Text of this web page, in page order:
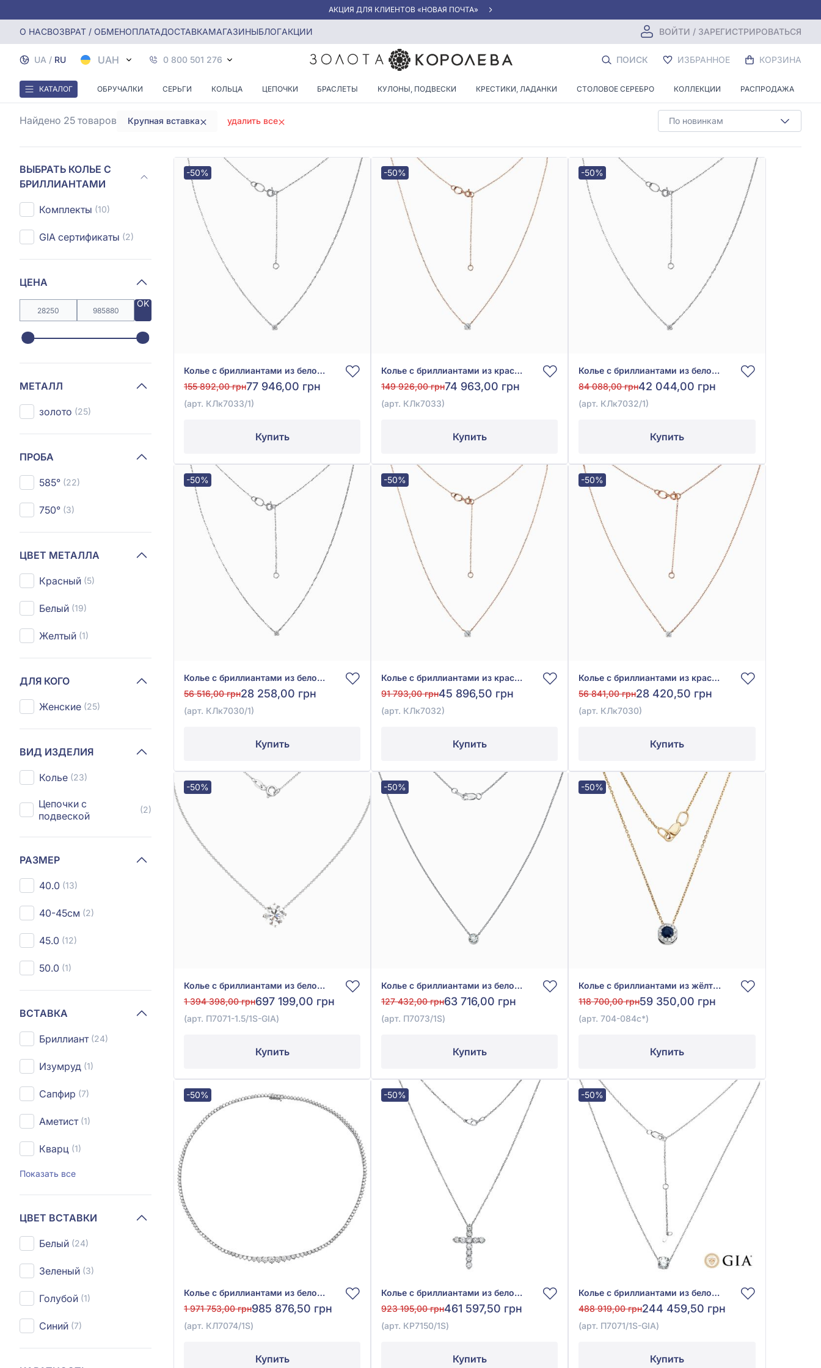
АКЦИЯ ДЛЯ КЛИЕНТОВ «НОВАЯ ПОЧТА»
О НАСВОЗВРАТ / ОБМЕНОПЛАТАДОСТАВКАМАГАЗИНЫБЛОГАКЦИИ ВОЙТИ / ЗАРЕГИСТРИРОВАТЬСЯ
UA / RU UAH 0 800 501 276 ПОИСК ИЗБРАННОЕ КОРЗИНА
КАТАЛОГ ОБРУЧАЛКИ СЕРЬГИ КОЛЬЦА ЦЕПОЧКИ БРАСЛЕТЫ КУЛОНЫ, ПОДВЕСКИ КРЕСТИКИ, ЛАДАНКИ СТОЛОВОЕ СЕРЕБРО КОЛЛЕКЦИИ РАСПРОДАЖА
Главная Колье с бриллиантами Колье с крупной вставкой бриллиантов
КОЛЬЕ С КРУПНОЙ ВСТАВКОЙ БРИЛЛИАНТОВ
По новинкам
Найдено 25 товаров Крупная вставка удалить все
ВЫБРАТЬ КОЛЬЕ С
БРИЛЛИАНТАМИ
Комплекты (10)
GIA сертификаты (2)
ЦЕНА
OK
МЕТАЛЛ
золото (25)
ПРОБА
585° (22)
750° (3)
ЦВЕТ МЕТАЛЛА
Красный (5)
Белый (19)
Желтый (1)
ДЛЯ КОГО
Женские (25)
ВИД ИЗДЕЛИЯ
Колье (23)
Цепочки с
подвеской
(2)
РАЗМЕР
40.0 (13)
40-45см (2)
45.0 (12)
50.0 (1)
ВСТАВКА
Бриллиант (24)
Изумруд (1)
Сапфир (7)
Аметист (1)
Кварц (1)
Показать все
ЦВЕТ ВСТАВКИ
Белый (24)
Зеленый (3)
Голубой (1)
Синий (7)
-50%
Колье с бриллиантами из белого золота 585°, Бриллиант 0,54ct, арт. КЛк7033/1
155 892,00 грн77 946,00 грн
(арт. КЛк7033/1)
Купить
-50%
Колье с бриллиантами из красного золота 585°, Бриллиант 0,51ct, арт. КЛк7033
149 926,00 грн74 963,00 грн
(арт. КЛк7033)
Купить
-50%
Колье с бриллиантами из белого золота 585°, бриллиант 0,23ct, арт. КЛк7032/1
84 088,00 грн42 044,00 грн
(арт. КЛк7032/1)
Купить
-50%
Колье с бриллиантами из белого золота 585°, бриллиант 0,11ct, арт. КЛк7030/1
56 516,00 грн28 258,00 грн
(арт. КЛк7030/1)
Купить
-50%
Колье с бриллиантами из красного золота 585°, бриллиант 0,24ct, арт. КЛк7032
91 793,00 грн45 896,50 грн
(арт. КЛк7032)
Купить
-50%
Колье с бриллиантами из красного золота 585°, Бриллиант 0,1ct, арт. КЛк7030
56 841,00 грн28 420,50 грн
(арт. КЛк7030)
Купить
-50%
Колье с бриллиантами из белого золота 585° с бриллиантом 1,5ct, арт. П7071-1.5/1S-GIA
1 394 398,00 грн697 199,00 грн
(арт. П7071-1.5/1S-GIA)
Купить
-50%
Колье с бриллиантами из белого золота 585°, Бриллиант 0,4ct, арт. П7073/1S
127 432,00 грн63 716,00 грн
(арт. П7073/1S)
Купить
-50%
Колье с бриллиантами из жёлтого золота 585° с синим сапфиром 0,4ct и бриллиантом 0,12ct, арт. 704-084с*
118 700,00 грн59 350,00 грн
(арт. 704-084с*)
Купить
-50%
Колье с бриллиантами из белого золота 585°, Бриллиант 10,21ct, арт. КЛ7074/1S
1 971 753,00 грн985 876,50 грн
(арт. КЛ7074/1S)
Купить
-50%
Колье с бриллиантами из белого золота 585°, Бриллиант 3,36ct, арт. КР7150/1S
923 195,00 грн461 597,50 грн
(арт. КР7150/1S)
Купить
-50%
Колье с бриллиантами из белого золота 585°, Бриллиант 1ct, арт. П7071/1S-GIA
488 919,00 грн244 459,50 грн
(арт. П7071/1S-GIA)
Купить